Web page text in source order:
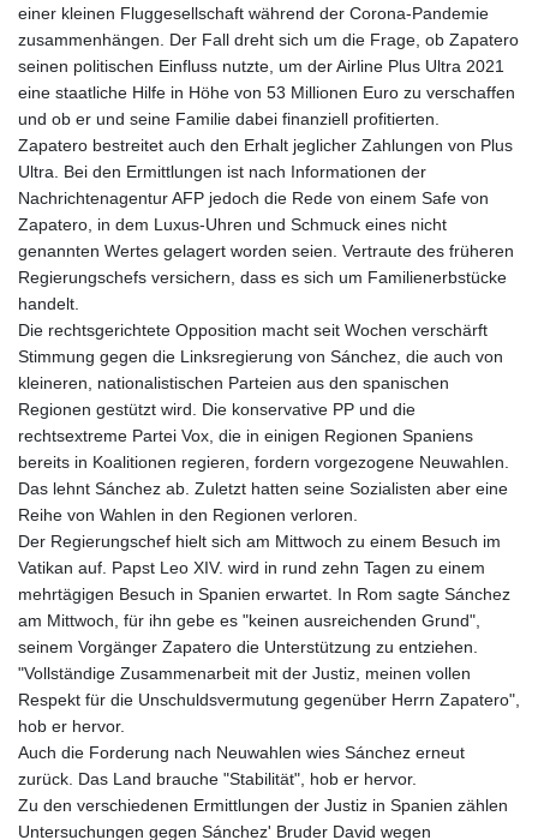
einer kleinen Fluggesellschaft während der Corona-Pandemie
zusammenhängen. Der Fall dreht sich um die Frage, ob Zapatero
seinen politischen Einfluss nutzte, um der Airline Plus Ultra 2021
eine staatliche Hilfe in Höhe von 53 Millionen Euro zu verschaffen
und ob er und seine Familie dabei finanziell profitierten.
Zapatero bestreitet auch den Erhalt jeglicher Zahlungen von Plus
Ultra. Bei den Ermittlungen ist nach Informationen der
Nachrichtenagentur AFP jedoch die Rede von einem Safe von
Zapatero, in dem Luxus-Uhren und Schmuck eines nicht
genannten Wertes gelagert worden seien. Vertraute des früheren
Regierungschefs versichern, dass es sich um Familienerbstücke
handelt.
Die rechtsgerichtete Opposition macht seit Wochen verschärft
Stimmung gegen die Linksregierung von Sánchez, die auch von
kleineren, nationalistischen Parteien aus den spanischen
Regionen gestützt wird. Die konservative PP und die
rechtsextreme Partei Vox, die in einigen Regionen Spaniens
bereits in Koalitionen regieren, fordern vorgezogene Neuwahlen.
Das lehnt Sánchez ab. Zuletzt hatten seine Sozialisten aber eine
Reihe von Wahlen in den Regionen verloren.
Der Regierungschef hielt sich am Mittwoch zu einem Besuch im
Vatikan auf. Papst Leo XIV. wird in rund zehn Tagen zu einem
mehrtägigen Besuch in Spanien erwartet. In Rom sagte Sánchez
am Mittwoch, für ihn gebe es "keinen ausreichenden Grund",
seinem Vorgänger Zapatero die Unterstützung zu entziehen.
"Vollständige Zusammenarbeit mit der Justiz, meinen vollen
Respekt für die Unschuldsvermutung gegenüber Herrn Zapatero",
hob er hervor.
Auch die Forderung nach Neuwahlen wies Sánchez erneut
zurück. Das Land brauche "Stabilität", hob er hervor.
Zu den verschiedenen Ermittlungen der Justiz in Spanien zählen
Untersuchungen gegen Sánchez' Bruder David wegen